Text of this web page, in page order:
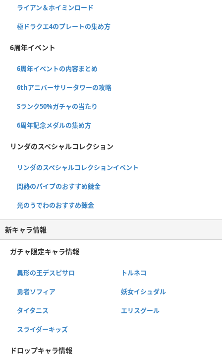
ライアン＆ホイミンロード
極ドラクエ4のプレートの集め方
6周年イベント
6周年イベントの内容まとめ
6thアニバーサリータワーの攻略
Sランク50%ガチャの当たり
6周年記念メダルの集め方
リンダのスペシャルコレクション
リンダのスペシャルコレクションイベント
閃熱のパイプのおすすめ錬金
光のうでわのおすすめ錬金
新キャラ情報
ガチャ限定キャラ情報
異形の王デスピサロ トルネコ
勇者ソフィア 妖女イシュダル
タイタニス エリスグール
スライダーキッズ
ドロップキャラ情報